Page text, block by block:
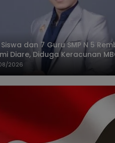
Siswa dan 7 Guru SMP N 5
Diare, Diduga Keracunan
Harus Tanggung Jawab
2026